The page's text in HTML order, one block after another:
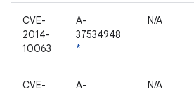
CVE-
2014-
10063
A-
37534948
*
N/A
CVE-
A-
N/A